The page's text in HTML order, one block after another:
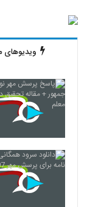
ویدیوهای